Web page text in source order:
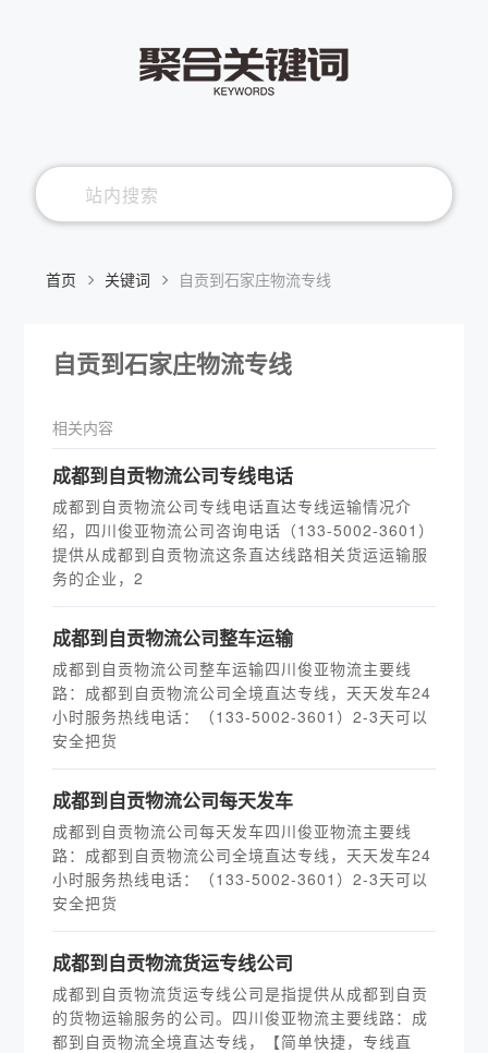
首页 关键词 自贡到石家庄物流专线
自贡到石家庄物流专线
相关内容
​成都到自贡物流公司专线电话
成都到自贡物流公司专线电话直达专线运输情况介
绍，四川俊亚物流公司咨询电话（133-5002-3601）
提供从成都到自贡物流这条直达线路相关货运运输服
务的企业，2
​成都到自贡物流公司整车运输
成都到自贡物流公司整车运输四川俊亚物流主要线
路：成都到自贡物流公司全境直达专线，天天发车24
小时服务热线电话：（133-5002-3601）2-3天可以
安全把货
​成都到自贡物流公司每天发车
成都到自贡物流公司每天发车四川俊亚物流主要线
路：成都到自贡物流公司全境直达专线，天天发车24
小时服务热线电话：（133-5002-3601）2-3天可以
安全把货
成都到自贡物流货运专线公司
成都到自贡物流货运专线公司是指提供从成都到自贡
的货物运输服务的公司。四川俊亚物流主要线路：成
都到自贡物流全境直达专线，【简单快捷，专线直